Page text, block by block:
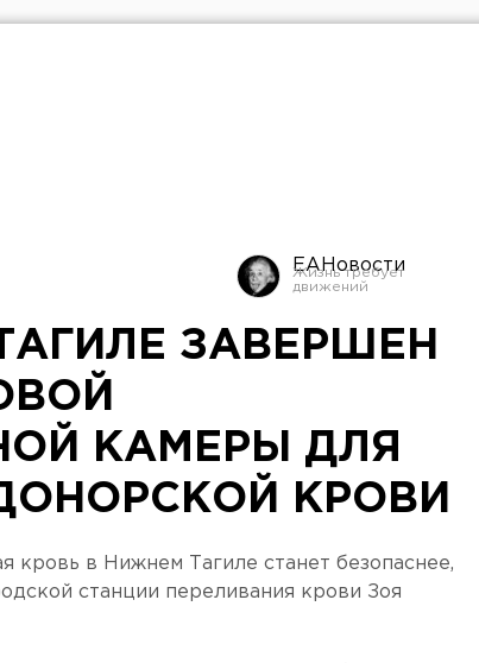
ЕАНовости
ЗАВЕРШЕН
КАМЕРЫ ДЛЯ
КРОВИ
в Нижнем Тагиле станет безопаснее,
станции переливания крови Зоя